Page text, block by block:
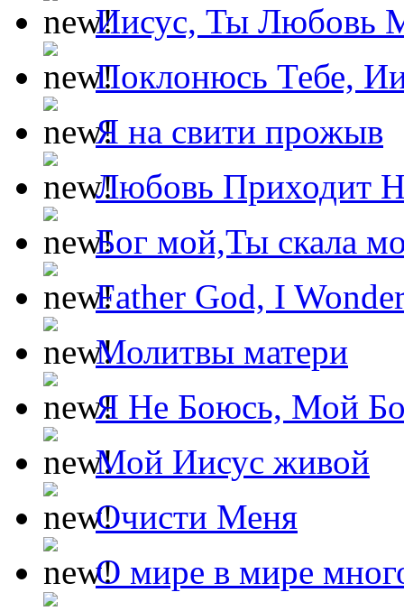
Иисус, Ты Любовь
Поклонюсь Тебе,
Я на свити прожыв
Любовь Приходит
Бог мой,Ты скала
Father God, I
Молитвы матери
Я Не Боюсь, Мой
Мой Иисус живой
Очисти Меня
О мире в мире